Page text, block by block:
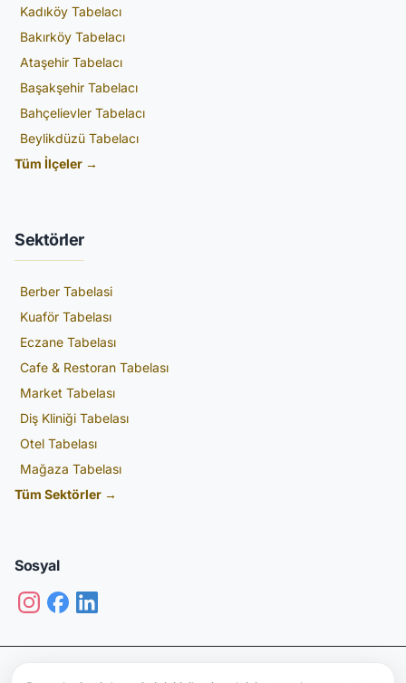
Kadıköy Tabelacı
Bakırköy Tabelacı
Ataşehir Tabelacı
Başakşehir Tabelacı
Bahçelievler Tabelacı
Beylikdüzü Tabelacı
Tüm İlçeler →
Sektörler
Berber Tabelasi
Kuaför Tabelası
Eczane Tabelası
Cafe & Restoran Tabelası
Market Tabelası
Diş Kliniği Tabelası
Otel Tabelası
Mağaza Tabelası
Tüm Sektörler →
Sosyal